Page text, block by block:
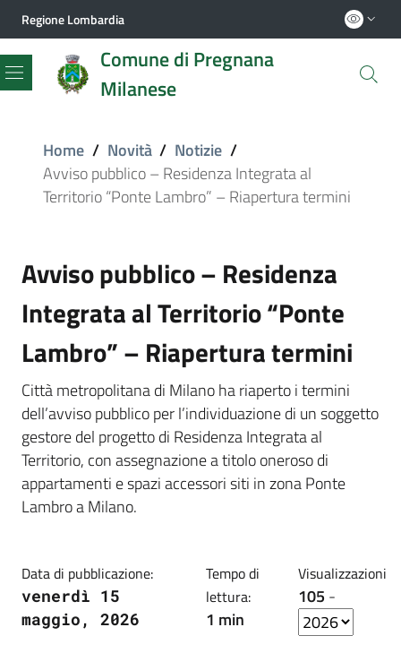
Regione Lombardia
Comune di Pregnana
Milanese
Menu
Home / Novità / Notizie /
Avviso pubblico – Residenza Integrata al
Territorio “Ponte Lambro” – Riapertura termini
Avviso pubblico – Residenza
Integrata al Territorio “Ponte
Lambro” – Riapertura termini
Città metropolitana di Milano ha riaperto i termini
dell’avviso pubblico per l’individuazione di un soggetto
gestore del progetto di Residenza Integrata al
Territorio, con assegnazione a titolo oneroso di
appartamenti e spazi accessori siti in zona Ponte
Lambro a Milano.
Data di pubblicazione:
venerdì 15
maggio, 2026
Tempo di
lettura:
1 min
Visualizzazioni
105 -